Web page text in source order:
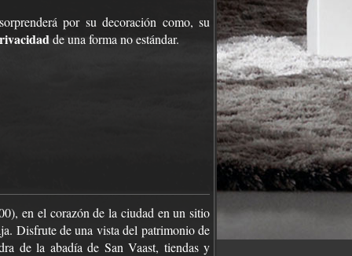
por su decoración como, su
de una forma no estándar.
en el corazón de la ciudad en un sitio
Disfrute de una vista del patrimonio de
de la abadía de San Vaast, tiendas y